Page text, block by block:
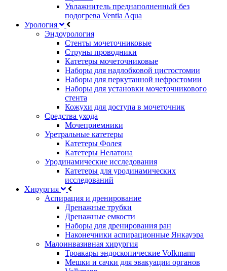
Увлажнитель преднаполненный без
подогрева Ventia Aqua
Урология
Эндоурология
Стенты мочеточниковые
Струны проводники
Катетеры мочеточниковые
Наборы для надлобковой цистостомии
Наборы для перкутанной нефростомии
Наборы для установки мочеточникового
стента
Кожухи для доступа в мочеточник
Средства ухода
Мочеприемники
Уретральные катетеры
Катетеры Фолея
Катетеры Нелатона
Уродинамические исследования
Катетеры для уродинамических
исследований
Хирургия
Аспирация и дренирование
Дренажные трубки
Дренажные емкости
Наборы для дренирования ран
Наконечники аспирационные Янкауэра
Малоинвазивная хирургия
Троакары эндоскопические Volkmann
Мешки и сачки для эвакуации органов